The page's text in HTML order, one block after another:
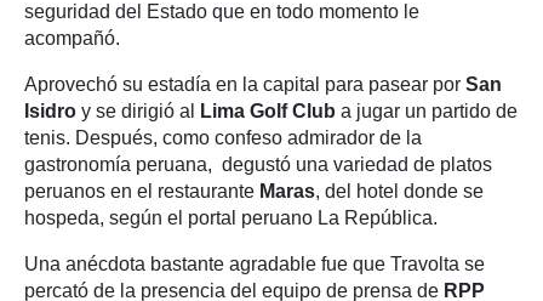
seguridad del Estado que en todo momento le
acompañó.
Aprovechó su estadía en la capital para pasear por San
Isidro y se dirigió al Lima Golf Club a jugar un partido de
tenis. Después, como confeso admirador de la
gastronomía peruana, degustó una variedad de platos
peruanos en el restaurante Maras, del hotel donde se
hospeda, según el portal peruano La República.
Una anécdota bastante agradable fue que Travolta se
percató de la presencia del equipo de prensa de RPP